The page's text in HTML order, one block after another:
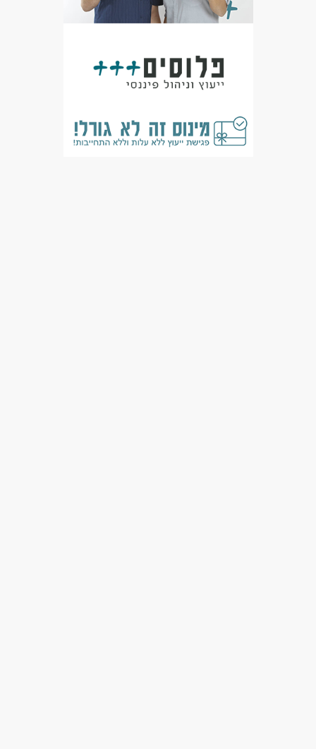
מכונות, ייצור ותעשיה - מבקר/ת איכות
מכונות, ייצור ותעשיה - עובדי ייצור
כולל שישי
עבודה עם שעות נוספות
עבודה מיידית
משרה מלאה
אקדמאים ללא נסיון